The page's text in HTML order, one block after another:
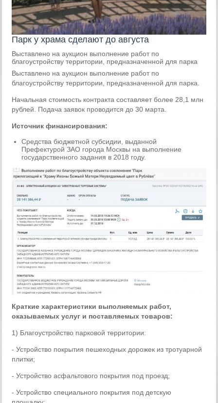
Парк у храма сделают до августа
Выставлено на аукцион выполнение работ по
благоустройству территории, предназначенной для парка
Выставлено на аукцион выполнение работ по
благоустройству территории, предназначенной для парка.
Начальная стоимость контракта составляет более 28,1 млн
рублей. Подача заявок проводится до 30 марта.
Источник финансирования:
Средства бюджетной субсидии, выданной
Префектурой ЗАО города Москвы на выполнение
государственного задания в 2018 году.
Краткие характеристики выполняемых работ,
оказываемых услуг и поставляемых товаров:
1) Благоустройство парковой территории:
- Устройство покрытия пешеходных дорожек из тротуарной
плитки;
- Устройство асфальтового покрытия под проезд;
- Устройство специального покрытия под детскую